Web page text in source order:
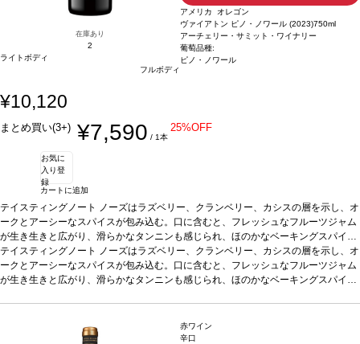
在庫あり
2
ライトボディ
フルボディ
アメリカ オレゴン
ヴァイアトン ピノ・ノワール (2023)750ml
アーチェリー・サミット・ワイナリー
葡萄品種:
ピノ・ノワール
¥10,120
まとめ買い(3+) ¥7,590 / 1本
25%OFF
お気に
入り登
録
カートに追加
テイスティングノート ノーズはラズベリー、クランベリー、カシスの層を示し、オ
ークとアーシーなスパイスが包み込む。口に含むと、フレッシュなフルーツジャム
が生き生きと広がり、滑らかなタンニンも感じられ、ほのかなベーキングスパイス
を伴う。5-10年は素晴らしく展開する逸品。 合う料理サーモン、キャロットサラ
ダなどと好相性葡萄品種100% ピノ・ノワール サスティナブル認証LIVE認証*本
ヴィンテージが在庫切れの場合、在庫があり価格が同様の場合は自動的に次のヴィ
テイスティングノート ノーズはラズベリー、クランベリー、カシスの層を示し、オ
ークとアーシーなスパイスが包み込む。口に含むと、フレッシュなフルーツジャム
が生き生きと広がり、滑らかなタンニンも感じられ、ほのかなベーキングスパイス
ヴィンテージが在庫切れの場合、在庫があり価格が同様の場合は自動的に次のヴィ
ンテージに変更されます、ご了承ください。
赤ワイン
辛口